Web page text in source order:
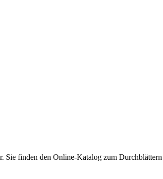
Sie finden den Online-Katalog zum Durchblättern